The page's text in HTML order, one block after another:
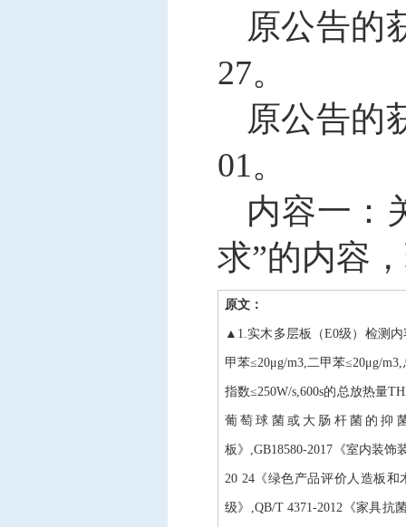
原公告的
27。
原公告的
01。
内容一：
求”的内容
原文：
▲1.实木多层板（E0级）检测内
甲苯≤20μg/m3,二甲苯≤20μg/
指数≤250W/s,600s的总放热量
葡萄球菌或大肠杆菌的抑
板》,GB18580-2017《室内装
20 24《绿色产品评价人造板和
级》,QB/T 4371-2012《家具抗